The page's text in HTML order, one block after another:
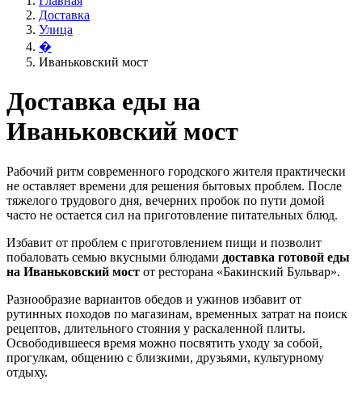
Доставка
Улица
�
Иваньковский мост
Доставка еды на
Иваньковский мост
Рабочий ритм современного городского жителя практически
не оставляет времени для решения бытовых проблем. После
тяжелого трудового дня, вечерних пробок по пути домой
часто не остается сил на приготовление питательных блюд.
Избавит от проблем с приготовлением пищи и позволит
побаловать семью вкусными блюдами доставка готовой еды
на Иваньковский мост от ресторана «Бакинский Бульвар».
Разнообразие вариантов обедов и ужинов избавит от
рутинных походов по магазинам, временных затрат на поиск
рецептов, длительного стояния у раскаленной плиты.
Освободившееся время можно посвятить уходу за собой,
прогулкам, общению с близкими, друзьями, культурному
отдыху.